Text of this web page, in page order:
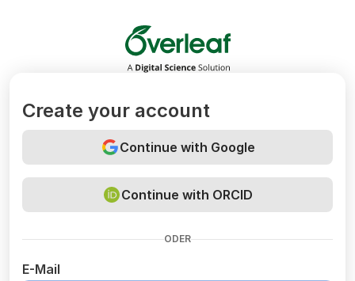
Overleaf
Create your account
Continue with Google
Continue with ORCID
ODER
E-Mail